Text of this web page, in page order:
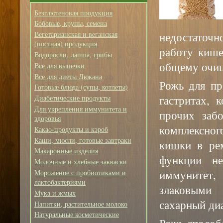
Безглютеновая продукция
Бобовые, крупы, семена
Вегетарианская и веганская
(постная) продукция
Водоросли, лапша, грибы
Все для выпечки
Все для диеты Дюкана
Готовые блюда (супы, котлеты)
Диабетические продукты
Для укрепления иммунитета и
здоровья
Какао-продукты и кэроб
Каши, мюсли, готовые завтраки
Макаронные изделия
Молочные и хлебные закваски
Мороженое с пробиотиками и
лактобактериями
Мука и жмых
Напитки, растительное молоко
Натуральные косметические
работу
общему
Рожь для
гастритах,
прочих
кишки в
функции
сахарный